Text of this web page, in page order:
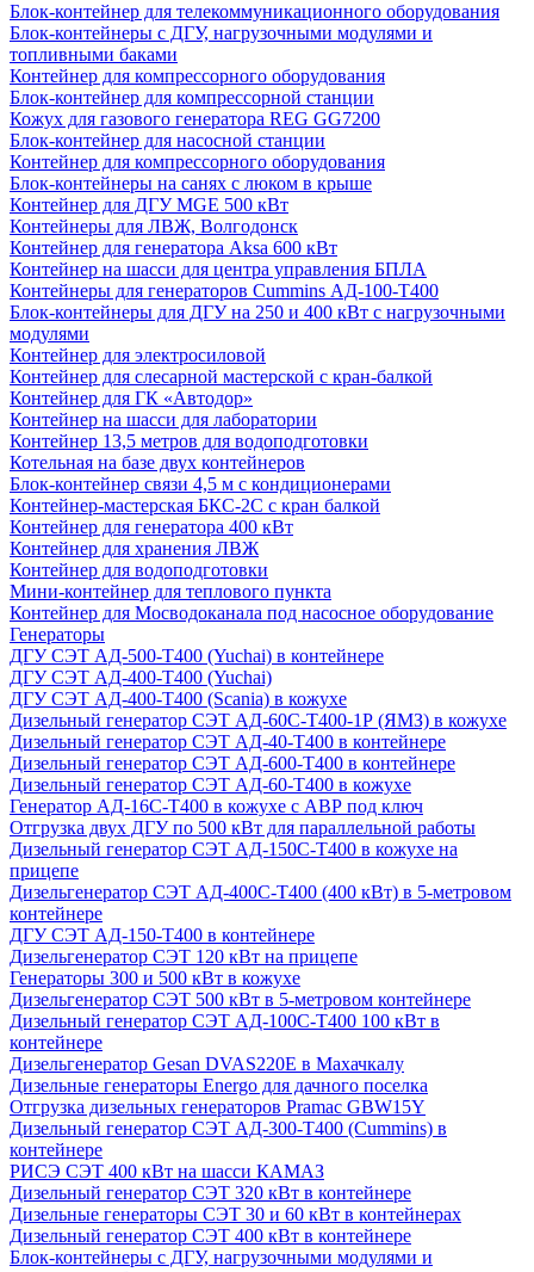
Блок-контейнер для телекоммуникационного оборудования
Блок-контейнеры с ДГУ, нагрузочными модулями и
топливными баками
Контейнер для компрессорного оборудования
Блок-контейнер для компрессорной станции
Кожух для газового генератора REG GG7200
Блок-контейнер для насосной станции
Контейнер для компрессорного оборудования
Блок-контейнеры на санях с люком в крыше
Контейнер для ДГУ MGE 500 кВт
Контейнеры для ЛВЖ, Волгодонск
Контейнер для генератора Aksa 600 кВт
Контейнер на шасси для центра управления БПЛА
Контейнеры для генераторов Cummins АД-100-Т400
Блок-контейнеры для ДГУ на 250 и 400 кВт с нагрузочными
модулями
Контейнер для электросиловой
Контейнер для слесарной мастерской с кран-балкой
Контейнер для ГК «Автодор»
Контейнер на шасси для лаборатории
Контейнер 13,5 метров для водоподготовки
Котельная на базе двух контейнеров
Блок-контейнер связи 4,5 м с кондиционерами
Контейнер-мастерская БКС-2С с кран балкой
Контейнер для генератора 400 кВт
Контейнер для хранения ЛВЖ
Контейнер для водоподготовки
Мини-контейнер для теплового пункта
Контейнер для Мосводоканала под насосное оборудование
Генераторы
ДГУ СЭТ АД-500-Т400 (Yuchai) в контейнере
ДГУ СЭТ АД-400-Т400 (Yuchai)
ДГУ СЭТ АД-400-Т400 (Scania) в кожухе
Дизельный генератор СЭТ АД-60С-Т400-1Р (ЯМЗ) в кожухе
Дизельный генератор СЭТ АД-40-Т400 в контейнере
Дизельный генератор СЭТ АД-600-Т400 в контейнере
Дизельный генератор СЭТ АД-60-Т400 в кожухе
Генератор АД-16С-Т400 в кожухе с АВР под ключ
Отгрузка двух ДГУ по 500 кВт для параллельной работы
Дизельный генератор СЭТ АД-150С-Т400 в кожухе на
прицепе
Дизельгенератор СЭТ АД-400С-Т400 (400 кВт) в 5-метровом
контейнере
ДГУ СЭТ АД-150-Т400 в контейнере
Дизельгенератор СЭТ 120 кВт на прицепе
Генераторы 300 и 500 кВт в кожухе
Дизельгенератор СЭТ 500 кВт в 5-метровом контейнере
Дизельный генератор СЭТ АД-100С-Т400 100 кВт в
контейнере
Дизельгенератор Gesan DVAS220E в Махачкалу
Дизельные генераторы Energo для дачного поселка
Отгрузка дизельных генераторов Pramac GВW15Y
Дизельный генератор СЭТ АД-300-Т400 (Cummins) в
контейнере
РИСЭ СЭТ 400 кВт на шасси КАМАЗ
Дизельный генератор СЭТ 320 кВт в контейнере
Дизельные генераторы СЭТ 30 и 60 кВт в контейнерах
Дизельный генератор СЭТ 400 кВт в контейнере
Блок-контейнеры с ДГУ, нагрузочными модулями и